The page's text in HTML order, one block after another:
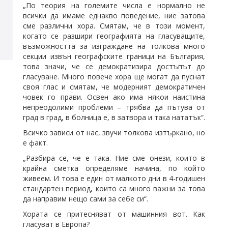
„По теория на големите числа е нормално не
всички да имаме еднакво поведение, ние затова
сме различни хора. Смятам, че в този момент,
когато се разшири географията на гласуващите,
възможността за изграждане на толкова много
секции извън географските граници на България,
това значи, че се демократизира достъпът до
гласуване. Много повече хора ще могат да пуснат
своя глас и смятам, че модерният демократичен
човек го прави. Освен ако има някои наистина
непреодолими проблеми – трябва да пътува от
град в град, в болница е, в затвора и така нататък“.
Всичко зависи от нас, звучи толкова изтъркано, но
е факт.
„Разбира се, че е така. Ние сме онези, които в
крайна сметка определяме начина, по който
живеем. И това е един от малкото дни в 4-годишен
стандартен период, които са много важни за това
да направим нещо сами за себе си“.
Хората се притесняват от машинния вот. Как
гласуват в Европа?